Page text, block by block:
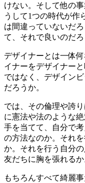
けない。そして他の
うして1つの時代が作
は間違っていないだ
て、それで良いのだろ
デザイナーとは一体
イナーをデザイナー
ではなく、デザイン
だろうか。
では、その倫理や誇
に憲法や法のような
手を当てて、自分で
の方法なのか。それ
か。それを行う自分
友だちに胸を張れるか
もちろんすべて綺麗